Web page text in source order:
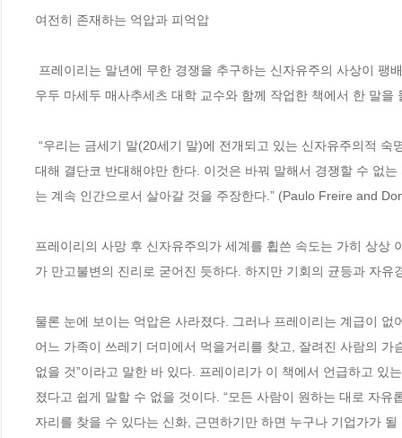
여전히 존재하는 억압과 피억압
우두 마세두 매사추세츠 대학 교수와 함께 작업한 책에서 한 말을
대해 결단코 반대해야만 한다. 이것은 바꿔 말해서 경쟁할 수 없
는 계속 인간으로서 살아갈 것을 주장한다.” (Paulo Freire and
프레이리의 사망 후 신자유주의가 세계를 휩쓴 속도는 가히 상
가 만고불변의 진리로 굳어진 듯하다. 하지만 기회의 균등과 자
물론 눈에 보이는 억압은 사라졌다. 그러나 프레이리는 계급이
어느 가족이 쓰레기 더미에서 먹을거리를 찾고, 잘려진 사람의
없을 것”이라고 말한 바 있다. 프레이리가 이 책에서 언급하고
졌다고 쉽게 말할 수 없을 것이다. “모든 사람이 원하는 대로 자
자리를 찾을 수 있다는 신화, 근면하기만 하면 누구나 기업가가